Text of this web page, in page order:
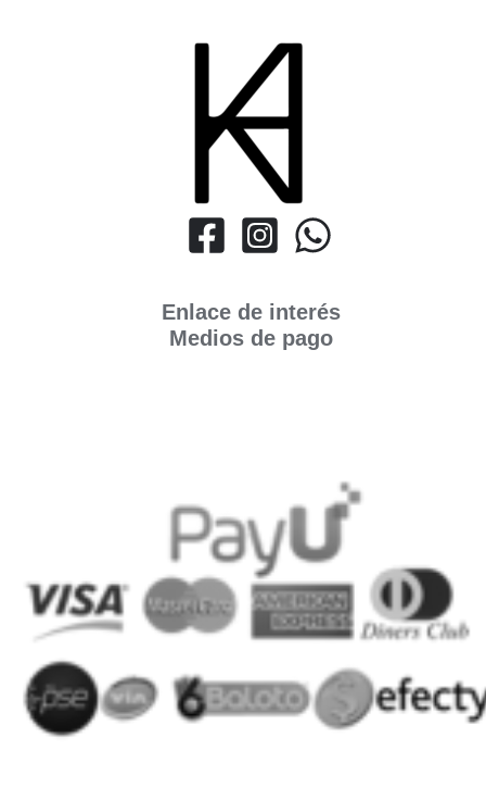
Enlace de interés
Medios de pago